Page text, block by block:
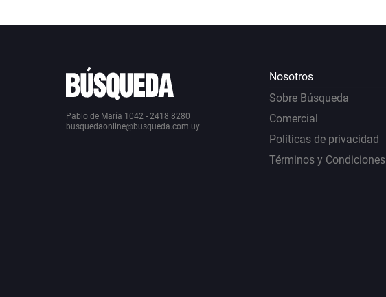
Pablo de María 1042 - 2418 8280
busquedaonline@busqueda.com.uy
Nosotros
Sobre Búsqueda
Comercial
Políticas de privacidad
Términos y Condiciones